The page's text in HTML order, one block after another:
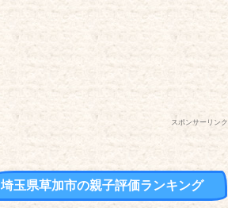
スポンサーリンク
埼玉県草加市の親子評価ランキング